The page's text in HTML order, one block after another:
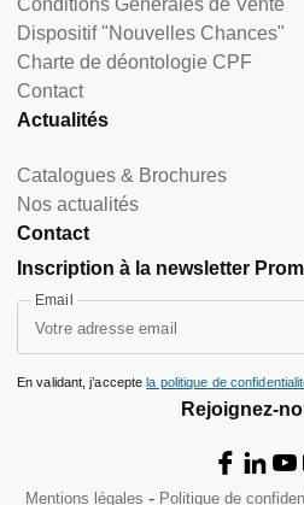
Conditions Générales de Vente
Dispositif "Nouvelles Chances"
Charte de déontologie CPF
Contact
Actualités
Catalogues & Brochures
Nos actualités
Contact
Rejoignez-
Inscription à la newsletter
Email
En validant, j’accepte la politique de
Mentions légales Politique de